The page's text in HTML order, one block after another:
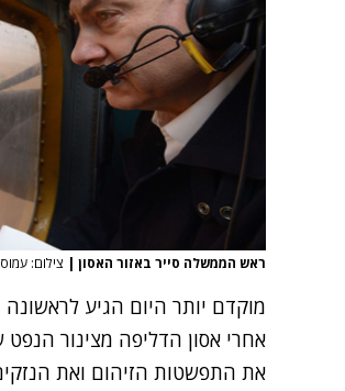
ראש הממשלה סייר באזור האסון | צילום:
מוקדם יותר היום הגיע
אחרי אסון הדליפה מצינור
את התפשטות הזיהום ואת